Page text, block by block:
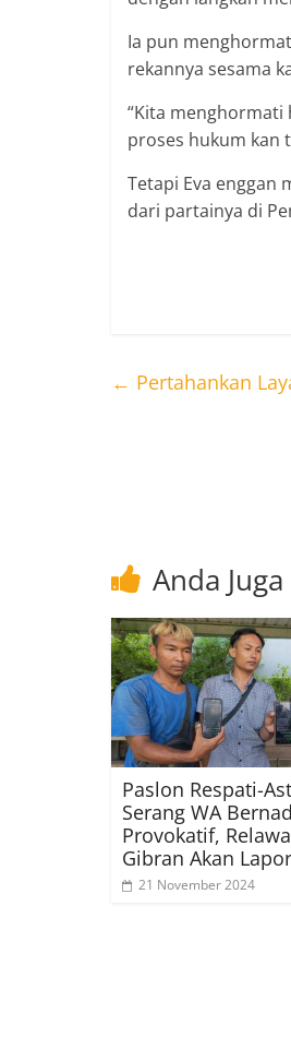
Ia pun
rekannya sesama
“Kita
proses hukum kan
Tetapi Eva enggan
dari partainya di
← Pertahankan
Anda
Paslon Respati-
Serang WA
Provokatif,
Gibran Akan
21 November 2024